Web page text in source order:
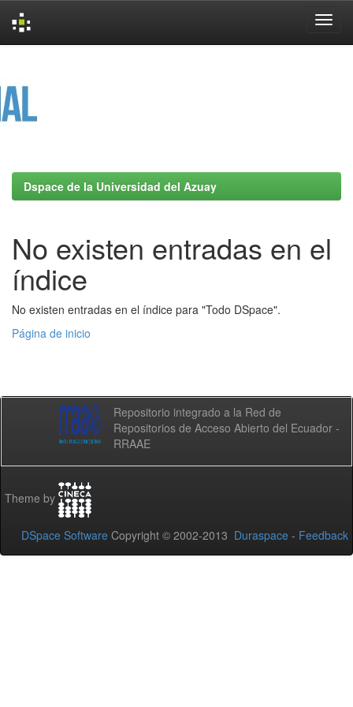
Dspace de la Universidad del Azuay
No existen entradas en el
índice
No existen entradas en el índice para "Todo DSpace".
Página de inicio
Repositorio integrado a la Red de
Repositorios de Acceso Abierto del Ecuador -
RRAAE
Theme by
DSpace Software Copyright © 2002-2013 Duraspace - Feedback